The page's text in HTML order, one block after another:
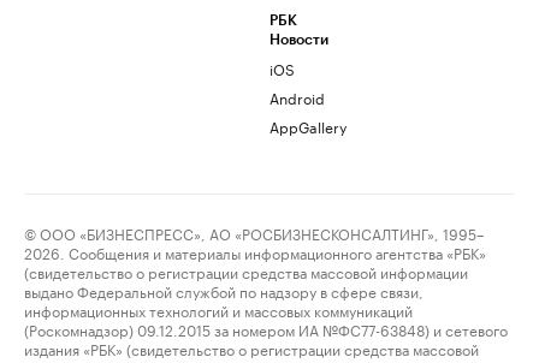
РБК
Новости
iOS
Android
AppGallery
© ООО «БИЗНЕСПРЕСС», АО «РОСБИЗНЕСКОНСАЛТИНГ», 1995–
2026. Сообщения и материалы информационного агентства «РБК»
(свидетельство о регистрации средства массовой информации
выдано Федеральной службой по надзору в сфере связи,
информационных технологий и массовых коммуникаций
(Роскомнадзор) 09.12.2015 за номером ИА №ФС77-63848) и сетевого
издания «РБК» (свидетельство о регистрации средства массовой